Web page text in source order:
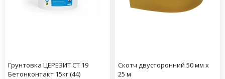
Грунтовка ЦЕРЕЗИТ CT 19
Бетонконтакт 15кг (44)
Скотч двусторонний 50 мм х
25 м